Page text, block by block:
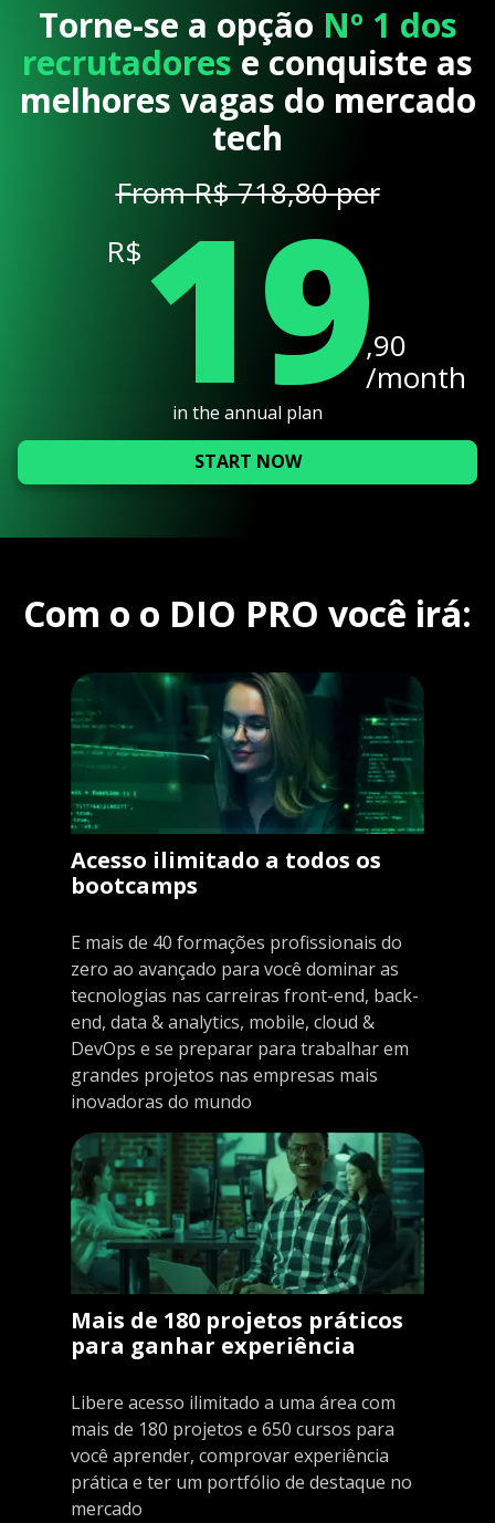
Torne-se a opção Nº 1 dos
recrutadores e conquiste as
melhores vagas do mercado
tech
From R$ 718,80 per
R$ 19,90
/month
in the annual plan
START NOW
Com o o DIO PRO você irá:
Acesso ilimitado a todos os
bootcamps
E mais de 40 formações profissionais do
zero ao avançado para você dominar as
tecnologias nas carreiras front-end, back-
end, data & analytics, mobile, cloud &
DevOps e se preparar para trabalhar em
grandes projetos nas empresas mais
inovadoras do mundo
Mais de 180 projetos práticos
para ganhar experiência
Libere acesso ilimitado a uma área com
mais de 180 projetos e 650 cursos para
você aprender, comprovar experiência
prática e ter um portfólio de destaque no
mercado